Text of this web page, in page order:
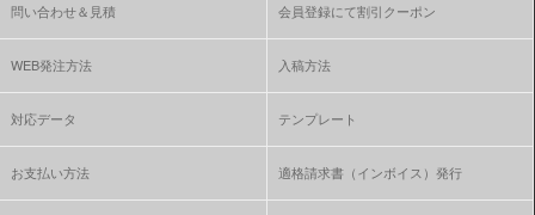
問い合わせ＆見積 会員登録にて割引クーポン
WEB発注方法 入稿方法
対応データ テンプレート
お支払い方法 適格請求書（インボイス）発行